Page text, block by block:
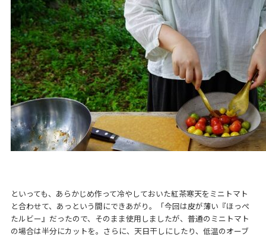
といっても、あらかじめ作って冷やしておいた紅茶寒天をミニトマト
と合わせて、あっという間にできあがり。「今回は皮が薄い『ほっぺ
たルビー』だったので、そのまま使用しましたが、普通のミニトマト
の場合は半分にカットを。さらに、天日干しにしたり、低温のオーブ